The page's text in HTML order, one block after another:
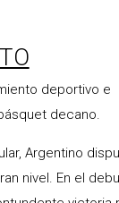
U15, un certamen
la región y que
deportivo e
decano.
Argentino
nivel. En el